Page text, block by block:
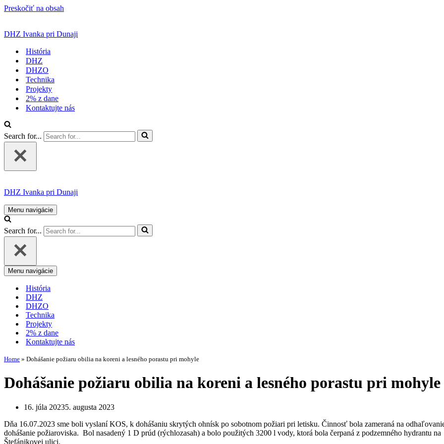
Preskočiť na obsah
DHZ Ivanka pri Dunaji
História
DHZ
DHZO
Technika
Projekty
2% z dane
Kontaktujte nás
Search for...
DHZ Ivanka pri Dunaji
Menu navigácie
Search for...
Menu navigácie
História
DHZ
DHZO
Technika
Projekty
2% z dane
Kontaktujte nás
Home » Dohášanie požiaru obilia na koreni a lesného porastu pri mohyle
Dohášanie požiaru obilia na koreni a lesného porastu pri mohyle
16. júla 20235. augusta 2023
Dňa 16.07.2023 sme boli vyslaní KOS, k dohášaniu skrytých ohnísk po sobotnom požiari pri letisku. Činnosť bola zameraná na
dohášanie požiaroviska. Bol nasadený 1 D prúd (rýchlozasah) a bolo použitých 3200 l vody, ktorá bola čerpaná z podzemného hydrantu na
Štefánikovej ulici.